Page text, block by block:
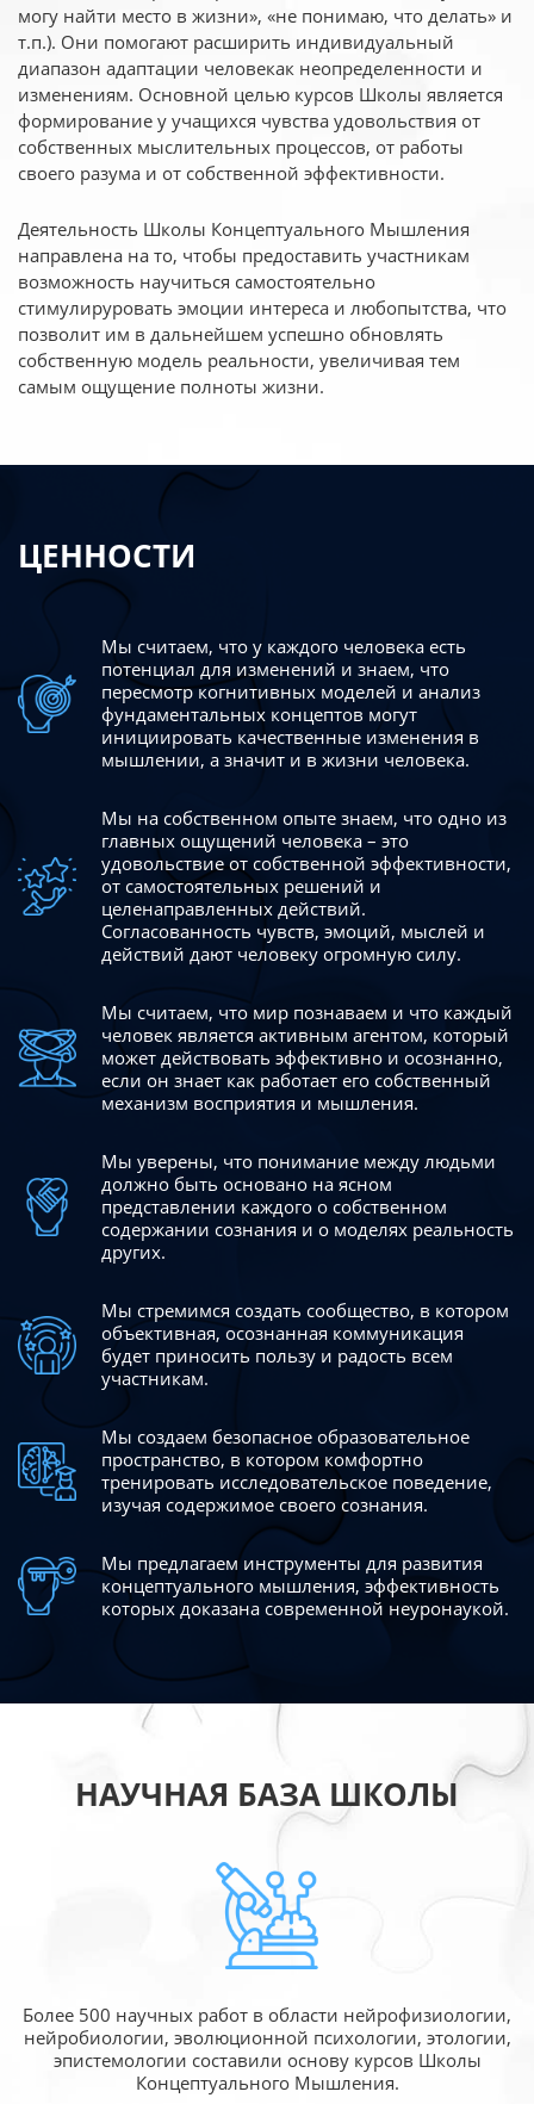
могу найти место в жизни», «не понимаю, что делать» и
т.п.). Они помогают расширить индивидуальный
диапазон адаптации человекак неопределенности и
изменениям. Основной целью курсов Школы является
формирование у учащихся чувства удовольствия от
собственных мыслительных процессов, от работы
своего разума и от собственной эффективности.
Деятельность Школы Концептуального Мышления
направлена на то, чтобы предоставить участникам
возможность научиться самостоятельно
стимулируровать эмоции интереса и любопытства, что
позволит им в дальнейшем успешно обновлять
собственную модель реальности, увеличивая тем
самым ощущение полноты жизни.
ЦЕННОСТИ
Мы считаем, что у каждого человека есть
потенциал для изменений и знаем, что
пересмотр когнитивных моделей и анализ
фундаментальных концептов могут
инициировать качественные изменения в
мышлении, а значит и в жизни человека.
Мы на собственном опыте знаем, что одно из
главных ощущений человека – это
удовольствие от собственной эффективности,
от самостоятельных решений и
целенаправленных действий.
Согласованность чувств, эмоций, мыслей и
действий дают человеку огромную силу.
Мы считаем, что мир познаваем и что каждый
человек является активным агентом, который
может действовать эффективно и осознанно,
если он знает как работает его собственный
механизм восприятия и мышления.
Мы уверены, что понимание между людьми
должно быть основано на ясном
представлении каждого о собственном
содержании сознания и о моделях реальность
других.
Мы стремимся создать сообщество, в котором
объективная, осознанная коммуникация
будет приносить пользу и радость всем
участникам.
Мы создаем безопасное образовательное
пространство, в котором комфортно
тренировать исследовательское поведение,
изучая содержимое своего сознания.
Мы предлагаем инструменты для развития
концептуального мышления, эффективность
которых доказана современной неуронаукой.
НАУЧНАЯ БАЗА ШКОЛЫ
Более 500 научных работ в области нейрофизиологии,
нейробиологии, эволюционной психологии, этологии,
эпистемологии составили основу курсов Школы
Концептуального Мышления.